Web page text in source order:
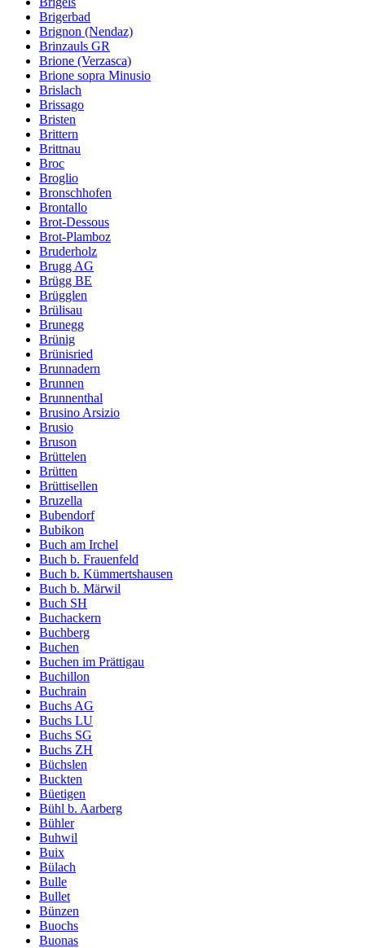
Brigerbad
Brignon (Nendaz)
Brinzauls GR
Brione (Verzasca)
Brione sopra Minusio
Brislach
Brissago
Bristen
Brittern
Brittnau
Broc
Broglio
Bronschhofen
Brontallo
Brot-Dessous
Brot-Plamboz
Bruderholz
Brugg AG
Brügg BE
Brügglen
Brülisau
Brunegg
Brünig
Brünisried
Brunnadern
Brunnen
Brunnenthal
Brusino Arsizio
Brusio
Bruson
Brüttelen
Brütten
Brüttisellen
Bruzella
Bubendorf
Bubikon
Buch am Irchel
Buch b. Frauenfeld
Buch b. Kümmertshausen
Buch b. Märwil
Buch SH
Buchackern
Buchberg
Buchen
Buchen im Prättigau
Buchillon
Buchrain
Buchs AG
Buchs LU
Buchs SG
Buchs ZH
Büchslen
Buckten
Büetigen
Bühl b. Aarberg
Bühler
Buhwil
Buix
Bülach
Bulle
Bullet
Bünzen
Buochs
Buonas